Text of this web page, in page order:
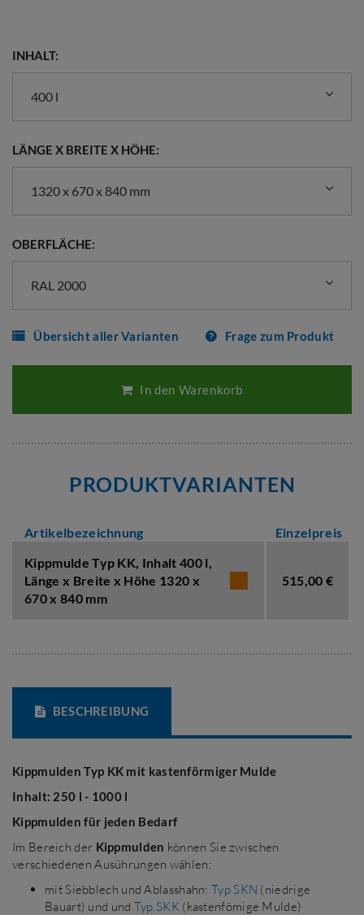
INHALT:
400 l
LÄNGE X BREITE X HÖHE:
1320 x 670 x 840 mm
OBERFLÄCHE:
RAL 2000
Übersicht aller Varianten Frage zum Produkt
In den Warenkorb
PRODUKTVARIANTEN
Artikelbezeichnung
Einzelpreis
Kippmulde Typ KK, Inhalt 400 l,
Länge x Breite x Höhe 1320 x
670 x 840 mm
515,00 €
BESCHREIBUNG
Kippmulden Typ KK mit kastenförmiger Mulde
Inhalt: 250 l - 1000 l
Kippmulden für jeden Bedarf
Im Bereich der Kippmulden können Sie zwischen
verschiedenen Ausührungen wählen:
mit Siebblech und Ablasshahn:Typ SKN (niedrige
Bauart) und und Typ SKK(kastenfömige Mulde)